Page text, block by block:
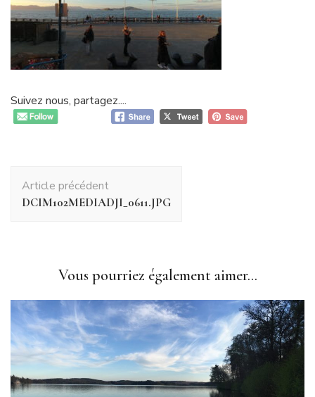
Suivez nous, partagez....
d'article
Article précédent
DCIM102MEDIADJI_0611.JPG
Vous pourriez également aimer...